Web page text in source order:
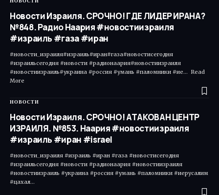
Новости Израиля. СРОЧНО! ГДЕ ЛИДЕР ИРАНА?
№848. Радио Наария #новостиизраиля
#израиль #газа #иран
#новости_израиля#израиль#иран#газа#новостисегодня
#израильсегодня #новости #радионаария#новостиизраиля
#новостиизраиль#украина #россия #умань #паломники #ие... Read
More ​
НОВОСТИ
Новости Израиля. СРОЧНО! АТАКОВАН ЦЕНТР
ИЗРАИЛЯ. №853. Наария #новостиизраиля
#израиль #иран #israel
#новости_израиля #израиль #иран #газа #новостисегодня
#израильсегодня #новости #радионаария #новостиизраиля
#новостиизраиль #украина #россия #умань #паломники #иерусалим
#цахал…